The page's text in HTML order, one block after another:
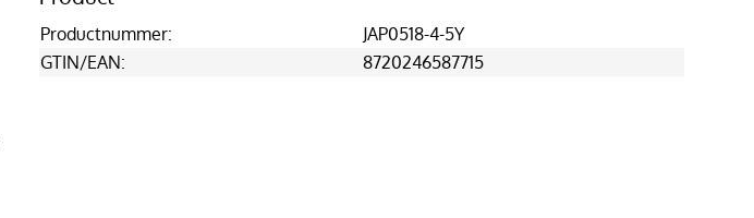
Productnummer:
JAP0518-4-5Y
GTIN/EAN:
8720246587715